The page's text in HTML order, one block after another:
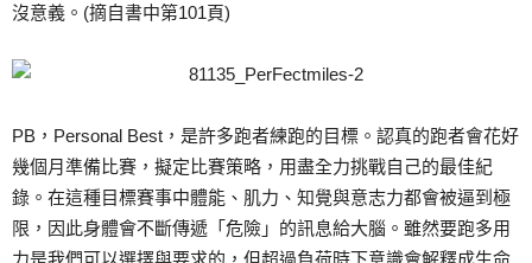
沒意義。(摘自書中第101頁)
PB，Personal Best，是許多跑者練跑的目標。認真的跑者會花好
幾個月準備比賽，擬定比賽策略，用盡全力挑戰自己的最佳紀
錄。在這種目標賽事中體能、肌力、知覺與意志力都會被逼到極
限，因此身體會不斷傳遞「危險」的訊息給大腦。雖然要跑多用
力是我們可以選擇與要求的，但超過負荷時下意識會解釋成生命